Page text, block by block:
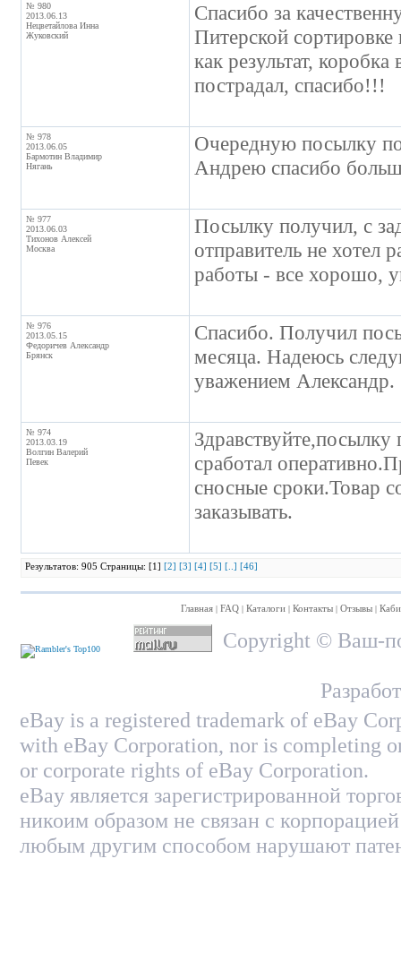
№ 980
2013.06.13
Нецветайлова Инна
Жуковский
Спасибо за
Питерской
как результат,
пострадал, спасибо!!!
№ 978
2013.06.05
Бармотин Владимир
Нягань
Очередную посылку
Андрею спасибо
№ 977
2013.06.03
Тихонов Алексей
Москва
Посылку получил, с
отправитель не хотел
работы - все хорошо,
№ 976
2013.05.15
Федоричев Александр
Брянск
Спасибо. Получил
месяца. Надеюсь
уважением Александр.
№ 974
2013.03.19
Волгин Валерий
Певек
сработал
сносные сроки.Товар
заказывать.
Результатов: 905 Страницы: [1] [2] [3] [4] [5] [..] [46]
Главная | FAQ | Каталоги | Контакты | Отзывы |
Copyright © Ваш-
eBay is a registered trademark of eBay
with eBay Corporation, nor is completing
or corporate rights of eBay Corporation.
eBay является зарегистрированной
никоим образом не связан с
любым другим способом нарушают